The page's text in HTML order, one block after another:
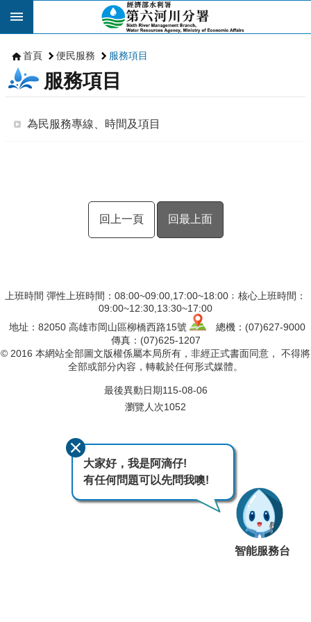
跳到主要內容區塊
首頁 便民服務 服務項目
服務項目
為民服務專線、時間及項目
回上一頁 回最上面
上班時間 彈性上班時間：08:00~09:00,17:00~18:00﹔核心上班時間：
09:00~12:30,13:30~17:00
地址：82050 高雄市岡山區柳橋西路15號
總機：(07)627-9000
傳真：(07)625-1207
© 2016 本網站全部圖文版權係屬本局所有，非經正式書面同意， 不得將
全部或部分內容，轉載於任何形式媒體。
最後異動日期115-08-06
瀏覽人次1052
大家好，我是阿滴仔!
有任何問題可以先問我噢!
智能服務台